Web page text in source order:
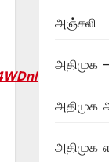
அஞ்சலி
அதிமுக
அதிமுக
அதிமுக